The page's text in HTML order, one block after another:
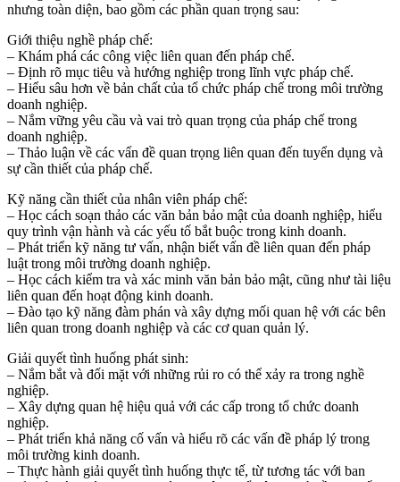
nhưng toàn diện, bao gồm các phần quan trọng sau:
Giới thiệu nghề pháp chế:
– Khám phá các công việc liên quan đến pháp chế.
– Định rõ mục tiêu và hướng nghiệp trong lĩnh vực pháp chế.
– Hiểu sâu hơn về bản chất của tổ chức pháp chế trong môi trường
doanh nghiệp.
– Nắm vững yêu cầu và vai trò quan trọng của pháp chế trong
doanh nghiệp.
– Thảo luận về các vấn đề quan trọng liên quan đến tuyển dụng và
sự cần thiết của pháp chế.
Kỹ năng cần thiết của nhân viên pháp chế:
– Học cách soạn thảo các văn bản bảo mật của doanh nghiệp, hiểu
quy trình vận hành và các yếu tố bắt buộc trong kinh doanh.
– Phát triển kỹ năng tư vấn, nhận biết vấn đề liên quan đến pháp
luật trong môi trường doanh nghiệp.
– Học cách kiểm tra và xác minh văn bản bảo mật, cũng như tài liệu
liên quan đến hoạt động kinh doanh.
– Đào tạo kỹ năng đàm phán và xây dựng mối quan hệ với các bên
liên quan trong doanh nghiệp và các cơ quan quản lý.
Giải quyết tình huống phát sinh:
– Nắm bắt và đối mặt với những rủi ro có thể xảy ra trong nghề
nghiệp.
– Xây dựng quan hệ hiệu quả với các cấp trong tổ chức doanh
nghiệp.
– Phát triển khả năng cố vấn và hiểu rõ các vấn đề pháp lý trong
môi trường kinh doanh.
– Thực hành giải quyết tình huống thực tế, từ tương tác với ban